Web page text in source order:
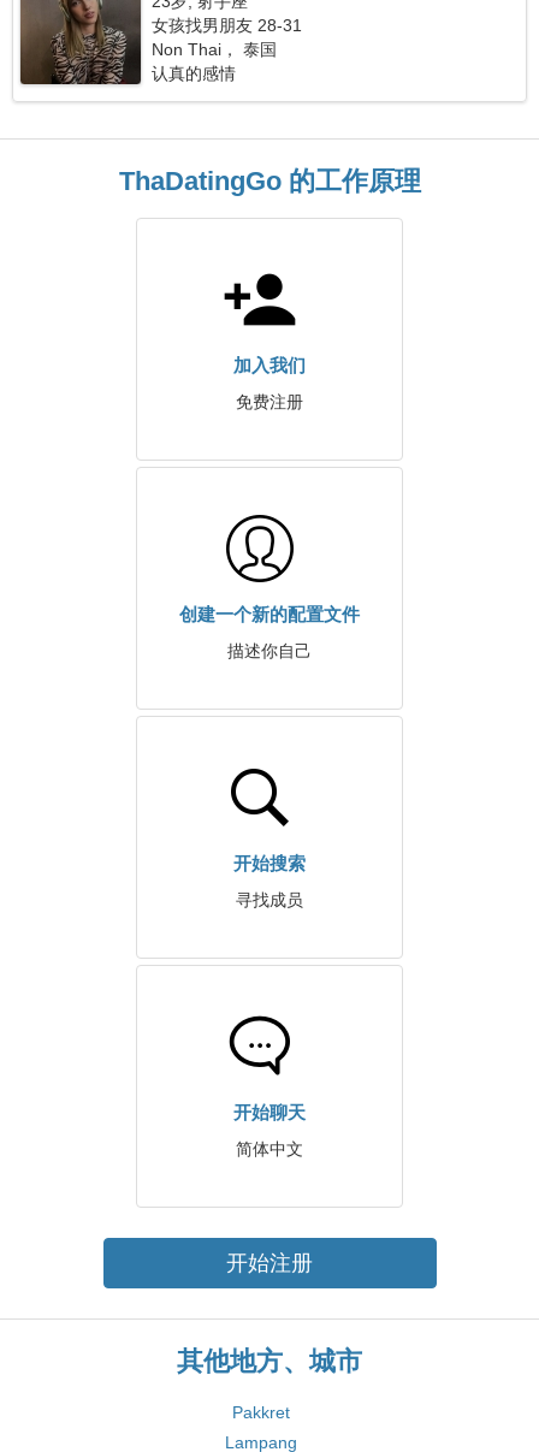
女孩找男朋友 28-31
Non Thai， 泰国
认真的感情
ThaDatingGo 的工作原理
加入我们
免费注册
创建一个新的配置文件
描述你自己
开始搜索
寻找成员
开始聊天
简体中文
开始注册
其他地方、城市
Pakkret
Lampang